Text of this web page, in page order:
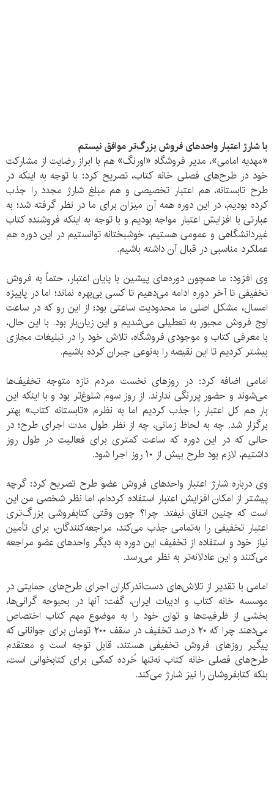
با شارژ اعتبار واحدهای فروش بزرگ‌تر موافق نیستم
«مهدیه امامی»، مدیر فروشگاه «اورنگ» هم با ابراز رضایت از مشارکت
خود در طرح‌های فصلی خانه کتاب، تصریح کرد: با توجه به اینکه در
طرح تابستانه، هم اعتبار تخصیصی و هم مبلغ شارژ مجدد را جذب
کرده بودیم، در این دوره همه آن میزان برای ما در نظر گرفته شد؛ به
عبارتی با افزایش اعتبار مواجه بودیم و با توجه به اینکه فروشنده کتاب
غیردانشگاهی و عمومی هستیم، خوشبختانه توانستیم در این دوره هم
عملکرد مناسبی در قبال آن داشته باشیم.
وی افزود: ما همچون دوره‌های پیشین با پایان اعتبار، حتماً به فروش
تخفیفی تا آخر دوره ادامه می‌دهیم تا کسی بی‌بهره نماند؛ اما در پاییزه
امسال، مشکل اصلی ما محدودیت ساعتی بود؛ از این رو که در ساعت
اوج فروش مجبور به تعطیلی می‌شدیم و این زیان‌بار بود. با این حال،
با معرفی کتاب و موجودی فروشگاه، تلاش خود را در تبلیغات مجازی
بیشتر کردیم تا این نقیصه را به‌نوعی جبران کرده باشیم.
امامی اضافه کرد: در روزهای نخست مردم تازه متوجه تخفیف‌ها
می‌شوند و حضور پررنگی ندارند. از روز سوم شلوغ‌تر بود و با اینکه این
بار هم کل اعتبار را جذب کردیم اما به نظرم «تابستانه کتاب» بهتر
برگزار شد. چه به لحاظ زمانی، چه از نظر طول مدت اجرای طرح؛ در
حالی که در این دوره که ساعت کمتری برای فعالیت در طول روز
داشتیم، لازم بود طرح بیش از ۱۰ روز اجرا شود.
وی درباره شارژ اعتبار واحدهای فروش عضو طرح تصریح کرد: گرچه
پیشتر از امکان افزایش اعتبار استفاده کرده‌ام، اما نظر شخصی من این
است که چنین اتفاق نیفتد. چرا؟ چون وقتی کتابفروشی بزرگ‌تری
اعتبار تخفیفی را به‌تمامی جذب می‌کند، مراجعه‌کنندگان، برای تأمین
نیاز خود و استفاده از تخفیف این دوره به دیگر واحدهای عضو مراجعه
می‌کنند و این عادلانه‌تر به نظر می‌رسد.
امامی با تقدیر از تلاش‌های دست‌اندرکاران اجرای طرح‌های حمایتی در
موسسه خانه کتاب و ادبیات ایران، گفت: آنها در بحبوحه گرانی‌ها،
بخشی از ظرفیت‌ها و توان خود را به موضوع مهم کتاب اختصاص
می‌دهند چرا که ۲۰ درصد تخفیف در سقف ۲۰۰ تومان برای جوانانی که
پیگیر روزهای فروش تخفیفی هستند، قابل توجه است و معتقدم
طرح‌های فصلی خانه کتاب نه‌تنها خُرده کمکی برای کتابخوانی است،
بلکه کتابفروشان را نیز شارژ می‌کند.